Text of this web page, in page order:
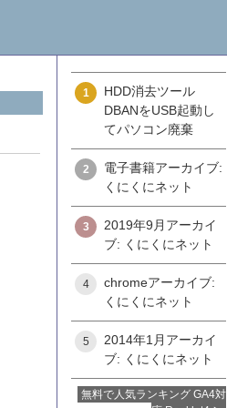
1
HDD消去ツール
DBANをUSB起動し
てパソコン廃棄
2
電子書籍アーカイブ:
くにくにネット
3
2019年9月アーカイ
ブ: くにくにネット
4
chromeアーカイブ:
くにくにネット
5
2014年1月アーカイ
ブ: くにくにネット
無料で人気ランキング GA4対